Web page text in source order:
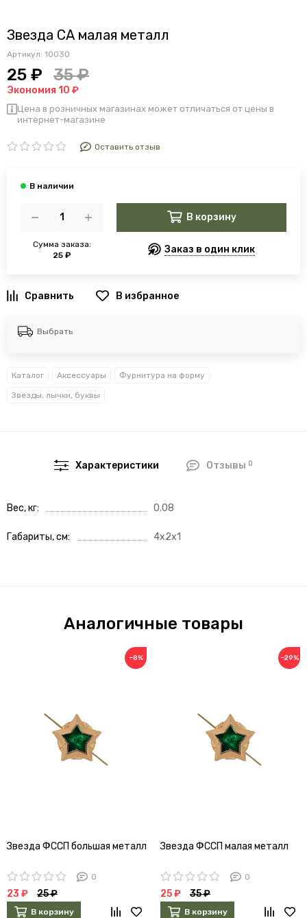
Звезда СА малая металл
Артикул: 10030
25 ₽ 35 ₽
Экономия 10 ₽
Цена в розничных магазинах может отличаться от цены в
интернет-магазине
Оставить отзыв
Сумма заказа:
25 ₽
В корзину
Заказ в один клик
В избранное
Выбрать
Каталог Аксессуары Фурнитура на форму
Звезды, лычки, буквы
Характеристики Отзывы 0
Вес, кг 0.08
Габариты, см 4x2x1
Аналогичные товары
−8%
Звезда ФССП большая металл
0
23 ₽ 25 ₽
В корзину
−29%
Звезда ФССП малая металл
0
25 ₽ 35 ₽
В корзину